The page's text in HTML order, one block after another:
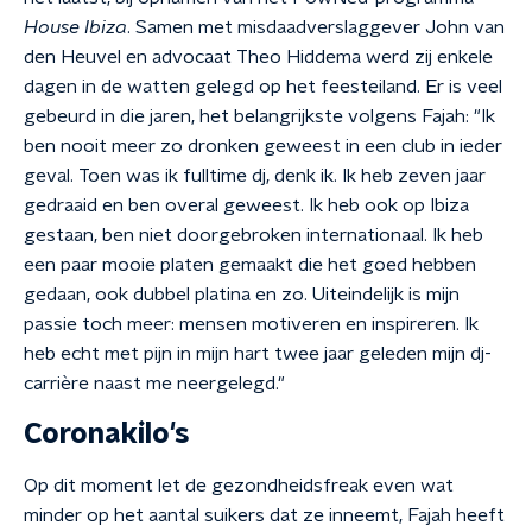
House Ibiza. Samen met misdaadverslaggever John van
den Heuvel en advocaat Theo Hiddema werd zij enkele
dagen in de watten gelegd op het feesteiland. Er is veel
gebeurd in die jaren, het belangrijkste volgens Fajah: "Ik
ben nooit meer zo dronken geweest in een club in ieder
geval. Toen was ik fulltime dj, denk ik. Ik heb zeven jaar
gedraaid en ben overal geweest. Ik heb ook op Ibiza
gestaan, ben niet doorgebroken internationaal. Ik heb
een paar mooie platen gemaakt die het goed hebben
gedaan, ook dubbel platina en zo. Uiteindelijk is mijn
passie toch meer: mensen motiveren en inspireren. Ik
heb echt met pijn in mijn hart twee jaar geleden mijn dj-
carrière naast me neergelegd."
Coronakilo's
Op dit moment let de gezondheidsfreak even wat
minder op het aantal suikers dat ze inneemt, Fajah heeft